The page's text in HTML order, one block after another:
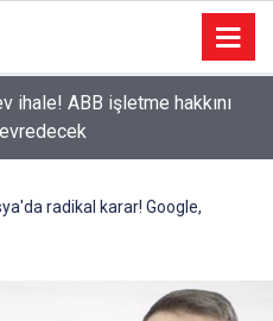
ihale! ABB işletme hakkını
gişe düzenlemesi: Yeni dönem
radikal karar! Google,